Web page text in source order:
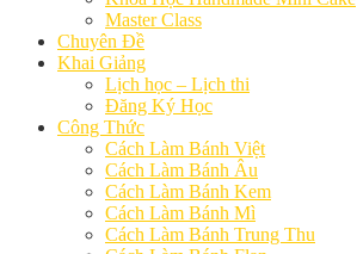
Master Class
Chuyên Đề
Khai Giảng
Lịch học – Lịch thi
Đăng Ký Học
Công Thức
Cách Làm Bánh Việt
Cách Làm Bánh Âu
Cách Làm Bánh Kem
Cách Làm Bánh Mì
Cách Làm Bánh Trung Thu